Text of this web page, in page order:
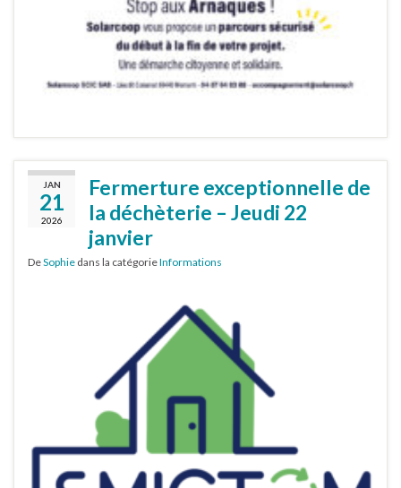
JAN
21
2026
Fermerture exceptionnelle de
la déchèterie – Jeudi 22
janvier
DeSophie dans la catégorieInformations